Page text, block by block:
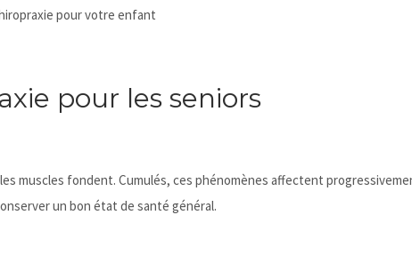
pour votre enfant
pour les seniors
muscles fondent. Cumulés, ces phénomènes affectent
un bon état de santé général.